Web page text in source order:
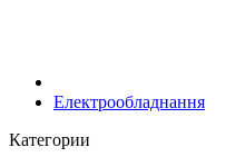
Електрообладнання
Категории